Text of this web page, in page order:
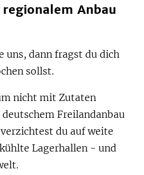
Anbau
uns, dann fragst du dich
sollst.
nicht mit Zutaten
Freilandanbau
du auf weite
Lagerhallen - und